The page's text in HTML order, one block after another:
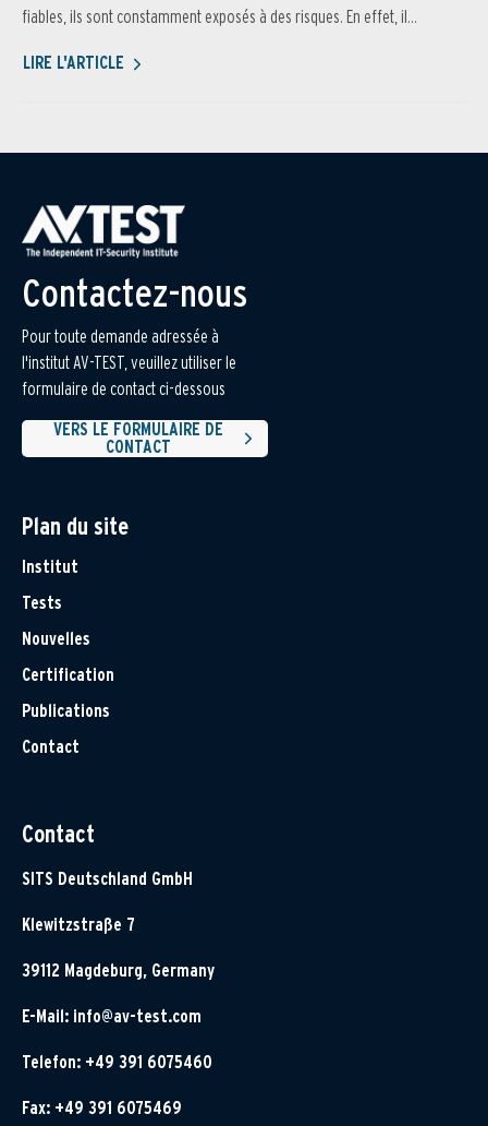
fiables, ils sont constamment exposés à des risques. En effet, il...
LIRE L'ARTICLE
Contactez-nous
Pour toute demande adressée à
l'institut AV-TEST, veuillez utiliser le
formulaire de contact ci-dessous
VERS LE FORMULAIRE DE
CONTACT
Plan du site
Institut
Tests
Nouvelles
Certification
Publications
Contact
Contact
SITS Deutschland GmbH
Klewitzstraße 7
39112 Magdeburg, Germany
E-Mail: info@av-test.com
Telefon: +49 391 6075460
Fax: +49 391 6075469